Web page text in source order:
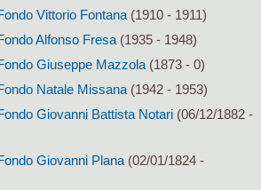
Vittorio Fontana (1910 - 1911)
Alfonso Fresa (1935 - 1948)
Giuseppe Mazzola (1873 - 0)
Natale Missana (1942 - 1953)
Giovanni Battista Notari (06/12/1882 -
Giovanni Plana (02/01/1824 -